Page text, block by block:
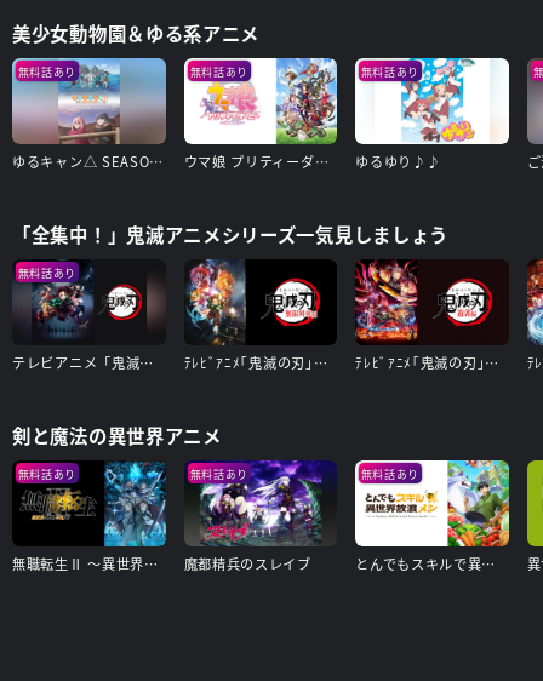
美少女動物園＆ゆる系アニメ
無料話あり
ゆるキャン△ SEASON2
無料話あり
ウマ娘 プリティーダービー Season 3
無料話あり
ゆるゆり♪♪
「全集中！」鬼滅アニメシリーズ一気見しましょう
無料話あり
テレビアニメ「鬼滅の刃」竈門炭治郎 立志編 ﾃﾚﾋﾞｱﾆﾒ｢鬼滅の刃｣無限列車編 ﾃﾚﾋﾞｱﾆﾒ｢鬼滅の刃｣遊郭編
剣と魔法の異世界アニメ
無料話あり
無職転生Ⅱ ～異世界行ったら本気だす～
無料話あり
魔都精兵のスレイブ
無料話あり
とんでもスキルで異世界放浪メシ